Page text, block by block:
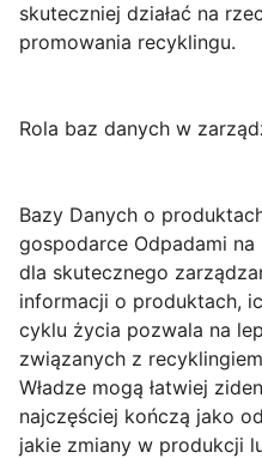
skuteczniej działać na
promowania recyklingu.
Rola baz danych w
Bazy Danych o
gospodarce Odpadami
dla skutecznego
informacji o produktach,
cyklu życia pozwala na
związanych z
Władze mogą łatwiej
najczęściej kończą jako
jakie zmiany w produkcji